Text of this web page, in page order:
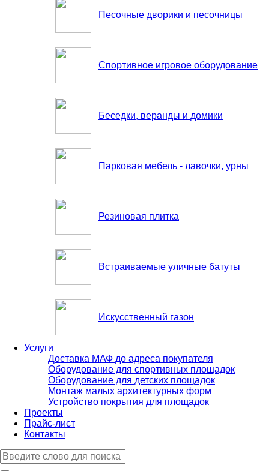
Песочные дворики и песочницы
Спортивное игровое оборудование
Беседки, веранды и домики
Парковая мебель - лавочки, урны
Резиновая плитка
Встраиваемые уличные батуты
Искусственный газон
Услуги
Доставка МАФ до адреса покупателя
Оборудование для спортивных площадок
Оборудование для детских площадок
Монтаж малых архитектурных форм
Устройство покрытия для площадок
Проекты
Прайс-лист
Контакты